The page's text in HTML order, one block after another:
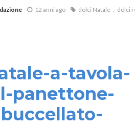
12 anni ago dolci Natale dolci
Robot tagliaerba:
scegliere per il